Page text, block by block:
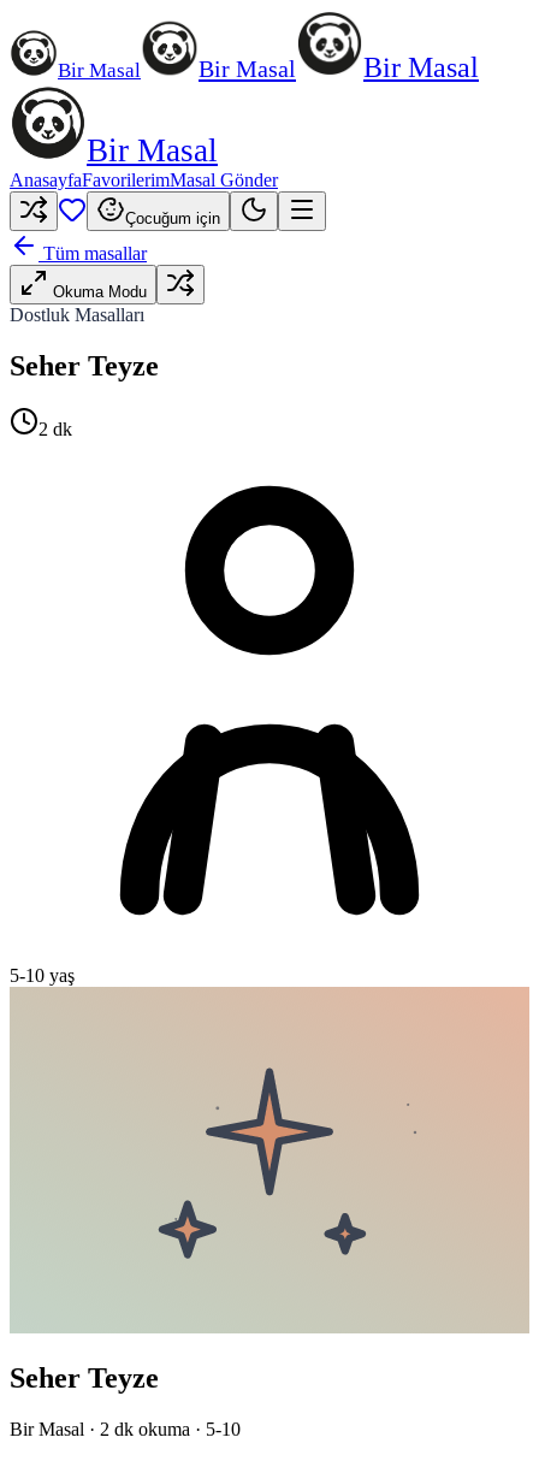
Bir Masal Bir Masal Bir Masal
Bir Masal
AnasayfaFavorilerimMasal Gönder
Çocuğum için
Tüm masallar
Okuma Modu
Dostluk Masalları
Seher Teyze
2 dk
5-10 yaş
Seher Teyze
Bir Masal · 2 dk okuma · 5-10